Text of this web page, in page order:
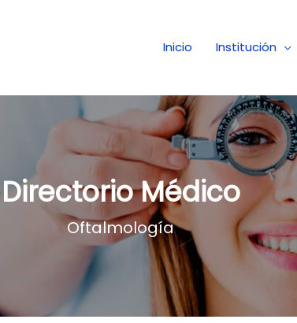
Inicio Institución
Directorio Médico
Oftalmología